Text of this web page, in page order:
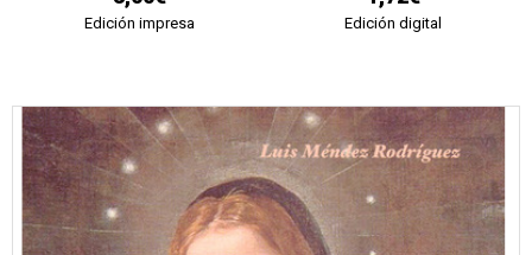
Edición impresa Edición digital